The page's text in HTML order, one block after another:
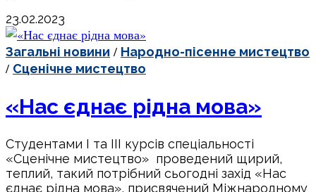
23.02.2023
Загальні новини / Народно-пісенне мистецтво
/ Сценічне мистецтво
«Нас єднає рідна мова»
Cтудентами I та III курсів спеціальності
«Сценічне мистецтво» проведений щирий,
теплий, такий потрібний сьогодні захід «Нас
єднає рідна мова», присвячений Міжнародному